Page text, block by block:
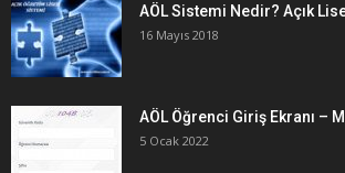
AÖL Sistemi Nedir? Açık
16 Mayıs 2018
AÖL Öğrenci Giriş Ekranı –
5 Ocak 2022